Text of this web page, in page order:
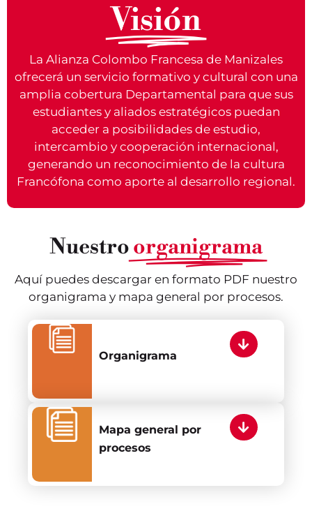
Visión
La Alianza Colombo Francesa de Manizales
ofrecerá un servicio formativo y cultural con una
amplia cobertura Departamental para que sus
estudiantes y aliados estratégicos puedan
acceder a posibilidades de estudio,
intercambio y cooperación internacional,
generando un reconocimiento de la cultura
Francófona como aporte al desarrollo regional.
Nuestroorganigrama
Aquí puedes descargar en formato PDF nuestro
organigrama y mapa general por procesos.
Organigrama
Mapa general por
procesos